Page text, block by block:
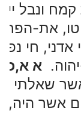
ונבל
את-הפר;
אדני, חי
א א,כז
אשר שאלתי
אשר היה,